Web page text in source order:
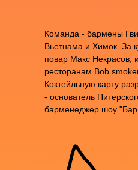
Команда - бармены
Вьетнама и Химок. За
повар Макс Некрасов,
ресторанам Bob
Коктейльную карту
- основатель
барменеджер шоу "Бар